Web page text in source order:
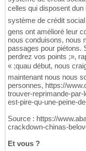
celles qui disposent
système de crédit
gens ont amélioré leur
nous conduisons, nous
passages pour piétons.
perdrez vos points ;»,
« ;quau début, nous
maintenant nous nous
personnes, https://
trouver-reprimande-
est-pire-qu-une-peine-
Source : https://
crackdown-chinas-
Et vous ?